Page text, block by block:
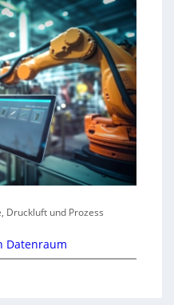
Druckluft und Prozess
Datenraum